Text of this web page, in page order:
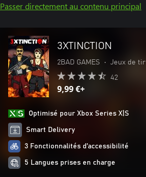
Passer directement au contenu principal
3XTINCTION
2BAD GAMES • Jeux de tir
42
9,99 €+
Optimisé pour Xbox Series X|S
Smart Delivery
3 Fonctionnalités d’accessibilité
5 Langues prises en charge